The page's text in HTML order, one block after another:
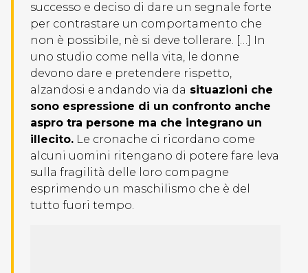
successo e deciso di dare un segnale forte
per contrastare un comportamento che
non è possibile, nè si deve tollerare. […] In
uno studio come nella vita, le donne
devono dare e pretendere rispetto,
alzandosi e andando via da situazioni che
sono espressione di un confronto anche
aspro tra persone ma che integrano un
illecito. Le cronache ci ricordano come
alcuni uomini ritengano di potere fare leva
sulla fragilità delle loro compagne
esprimendo un maschilismo che è del
tutto fuori tempo.